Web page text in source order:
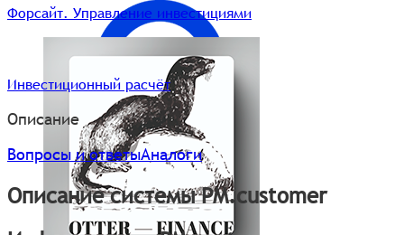
Форсайт. Управление инвестициями
Инвестиционный расчёт
Описание
Вопросы и ответыАналоги
Описание системы PM.customer